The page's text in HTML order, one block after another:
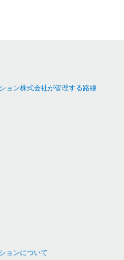
ョン株式会社が管理する路線
ョンについて